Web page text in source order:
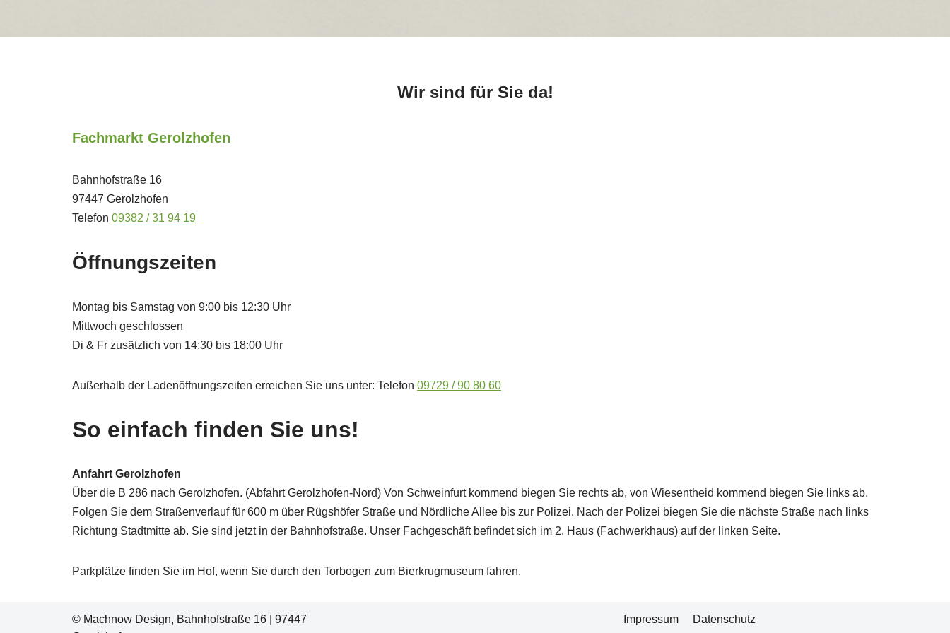
Wir sind für Sie da!
Fachmarkt Gerolzhofen
Bahnhofstraße 16
97447 Gerolzhofen
Telefon 09382 / 31 94 19
Öffnungszeiten
Montag bis Samstag von 9:00 bis 12:30 Uhr
Mittwoch geschlossen
Di & Fr zusätzlich von 14:30 bis 18:00 Uhr
Außerhalb der Ladenöffnungszeiten erreichen Sie uns unter: Telefon 09729 / 90 80 60
So einfach finden Sie uns!
Anfahrt Gerolzhofen
Über die B 286 nach Gerolzhofen. (Abfahrt Gerolzhofen-Nord) Von Schweinfurt kommend biegen Sie rechts ab, von Wiesentheid kommend biegen Sie links ab.
Folgen Sie dem Straßenverlauf für 600 m über Rügshöfer Straße und Nördliche Allee bis zur Polizei. Nach der Polizei biegen Sie die nächste Straße nach links
Richtung Stadtmitte ab. Sie sind jetzt in der Bahnhofstraße. Unser Fachgeschäft befindet sich im 2. Haus (Fachwerkhaus) auf der linken Seite.
Parkplätze finden Sie im Hof, wenn Sie durch den Torbogen zum Bierkrugmuseum fahren.
© Machnow Design, Bahnhofstraße 16 | 97447
Impressum Datenschutz